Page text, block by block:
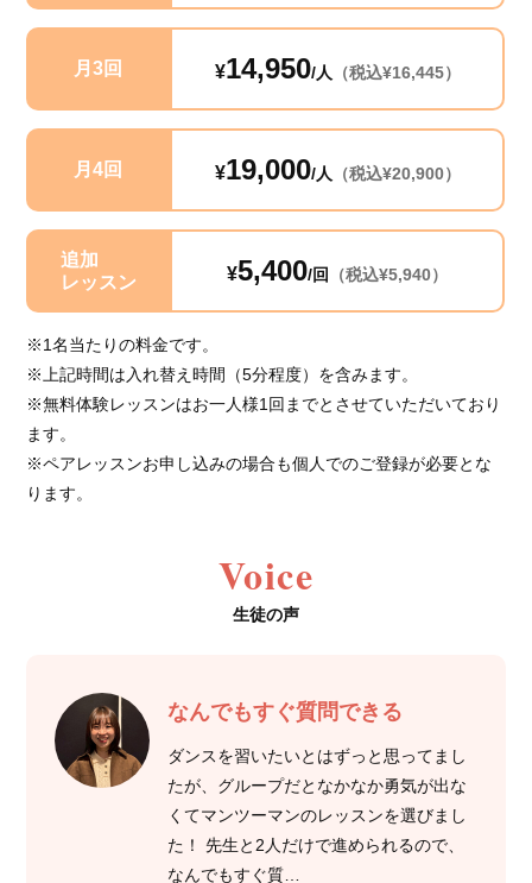
月3回 ¥14,950/人 （税込¥16,445）
月4回 ¥19,000/人 （税込¥20,900）
追加
レッスン
¥5,400/回 （税込¥5,940）
※1名当たりの料金です。
※上記時間は入れ替え時間（5分程度）を含みます。
※無料体験レッスンはお一人様1回までとさせていただいており
ます。
※ペアレッスンお申し込みの場合も個人でのご登録が必要とな
ります。
Voice
生徒の声
なんでもすぐ質問できる
ダンスを習いたいとはずっと思ってまし
たが、グループだとなかなか勇気が出な
くてマンツーマンのレッスンを選びまし
た！ 先生と2人だけで進められるので、
なんでもすぐ質…